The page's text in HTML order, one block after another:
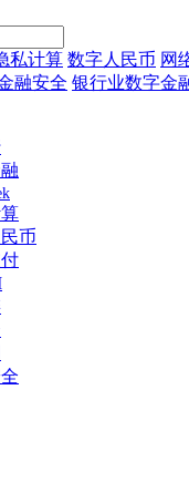
私计算 数字人民币 网
融安全 银行业数字金
币